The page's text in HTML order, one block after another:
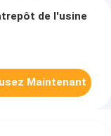
de l'usine
Maintenant